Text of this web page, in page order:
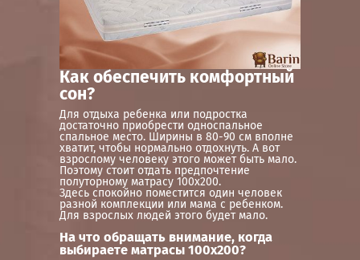
Как обеспечить комфортный
сон?
Для отдыха ребенка или подростка
достаточно приобрести односпальное
спальное место. Ширины в 80-90 см вполне
хватит, чтобы нормально отдохнуть. А вот
взрослому человеку этого может быть мало.
Поэтому стоит отдать предпочтение
полуторному матрасу 100х200.
Здесь спокойно поместится один человек
разной комплекции или мама с ребенком.
Для взрослых людей этого будет мало.
На что обращать внимание, когда
выбираете матрасы 100х200?